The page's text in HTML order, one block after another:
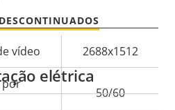
Valor da
vídeo 2688x1512
por
50/60
elétrica